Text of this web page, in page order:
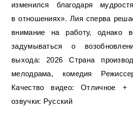
изменился благодаря
в отношениях». Лия сперва
внимание на работу, однако
задумываться о
выхода: 2026 Страна
мелодрама, комедия
Качество видео: Отличное
озвучки: Русский